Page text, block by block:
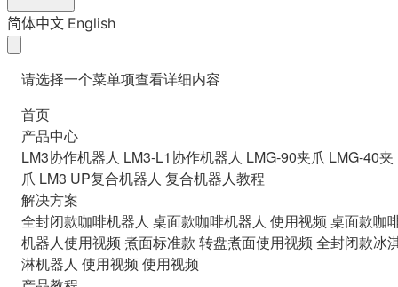
简体中文 English
请选择一个菜单项查看详细内容
首页
产品中心
LM3协作机器人 LM3-L1协作机器人 LMG-90夹爪 LMG-40夹
爪 LM3 UP复合机器人 复合机器人教程
解决方案
全封闭款咖啡机器人 桌面款咖啡机器人 使用视频 桌面款咖
机器人使用视频 煮面标准款 转盘煮面使用视频 全封闭款冰
淋机器人 使用视频 使用视频